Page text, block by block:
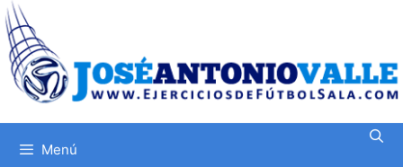
Saltar
al
contenido
Menú